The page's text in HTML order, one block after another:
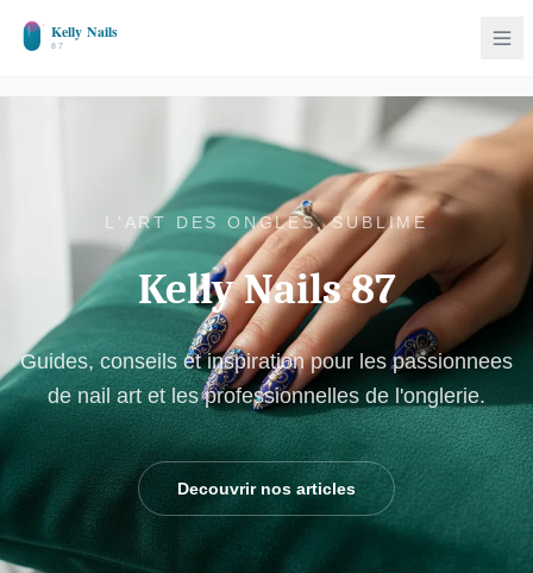
L'ART DES ONGLES, SUBLIME
Kelly Nails 87
Guides, conseils et inspiration pour les passionnees
de nail art et les professionnelles de l'onglerie.
Decouvrir nos articles